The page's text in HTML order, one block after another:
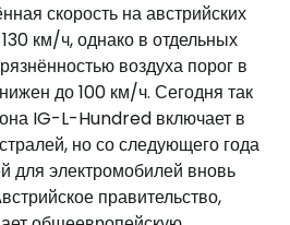
скорость на австрийских
км/ч, однако в отдельных
воздуха порог в
до 100 км/ч. Сегодня так
IG-L-Hundred включает в
но со следующего года
для электромобилей вновь
правительство,